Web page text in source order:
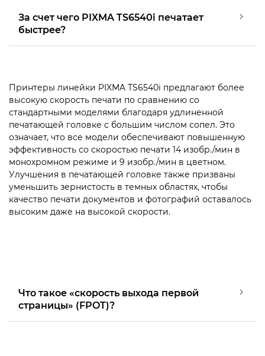
За счет чего PIXMA TS6540i печатает
быстрее?
Принтеры линейки PIXMA TS6540i предлагают более
высокую скорость печати по сравнению со
стандартными моделями благодаря удлиненной
печатающей головке с большим числом сопел. Это
означает, что все модели обеспечивают повышенную
эффективность со скоростью печати 14 изобр./мин в
монохромном режиме и 9 изобр./мин в цветном.
Улучшения в печатающей головке также призваны
уменьшить зернистость в темных областях, чтобы
качество печати документов и фотографий оставалось
высоким даже на высокой скорости.
Что такое «скорость выхода первой
страницы» (FPOT)?